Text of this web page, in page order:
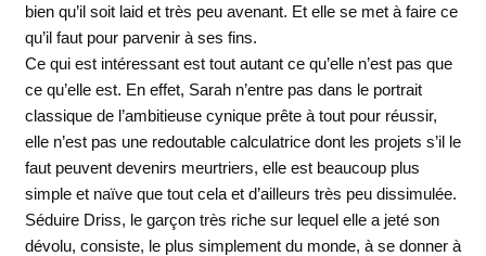
bien qu’il soit laid et très peu avenant. Et elle se met à faire ce
qu’il faut pour parvenir à ses fins.
Ce qui est intéressant est tout autant ce qu’elle n’est pas que
ce qu’elle est. En effet, Sarah n’entre pas dans le portrait
classique de l’ambitieuse cynique prête à tout pour réussir,
elle n’est pas une redoutable calculatrice dont les projets s’il le
faut peuvent devenirs meurtriers, elle est beaucoup plus
simple et naïve que tout cela et d’ailleurs très peu dissimulée.
Séduire Driss, le garçon très riche sur lequel elle a jeté son
dévolu, consiste, le plus simplement du monde, à se donner à